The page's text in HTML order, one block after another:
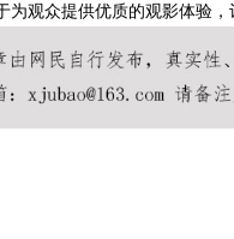
为观众提供优质的观影体验